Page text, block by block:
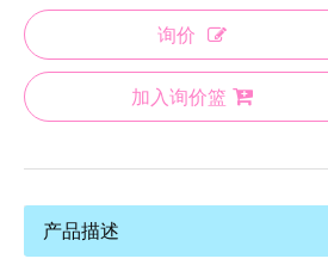
询价
加入询价篮
产品描述